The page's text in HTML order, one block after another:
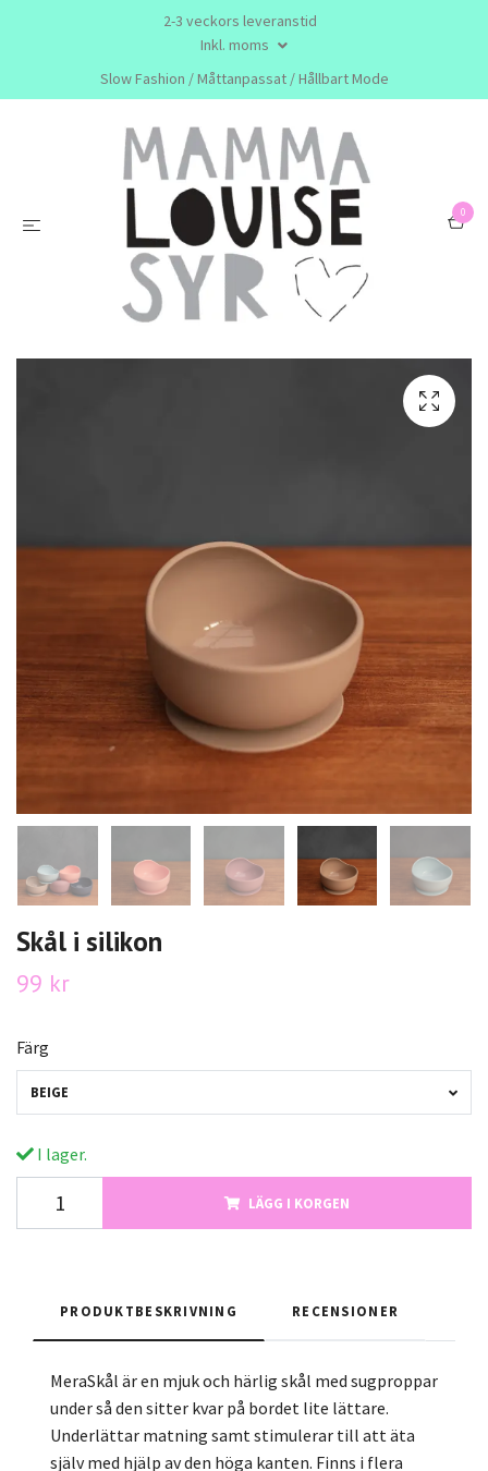
2-3 veckors leveranstid
Inkl. moms
Slow Fashion / Måttanpassat / Hållbart Mode
0
Skål i silikon
99 kr
Färg
BEIGE
I lager.
LÄGG I KORGEN
PRODUKTBESKRIVNING RECENSIONER
MeraSkål är en mjuk och härlig skål med sugproppar
under så den sitter kvar på bordet lite lättare.
Underlättar matning samt stimulerar till att äta
själv med hjälp av den höga kanten. Finns i flera